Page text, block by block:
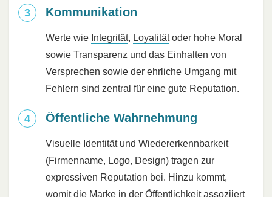
Kommunikation
Werte wie Integrität, Loyalitätoder hohe Moral
sowie Transparenz und das Einhalten von
Versprechen sowie der ehrliche Umgang mit
Fehlern sind zentral für eine gute Reputation.
Öffentliche Wahrnehmung
Visuelle Identität und Wiedererkennbarkeit
(Firmenname, Logo, Design) tragen zur
expressiven Reputation bei. Hinzu kommt,
womit die Marke in der Öffentlichkeit assoziiert